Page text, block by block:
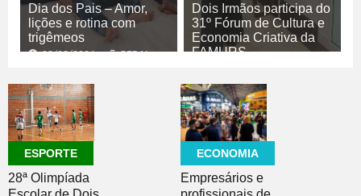
Dia dos Pais – Amor,
lições e rotina com
trigêmeos
08/08/2026 GERAL
Dois Irmãos participa do
31º Fórum de Cultura e
Economia Criativa da
FAMURS
CULTURA
ESPORTE
28ª Olimpíada
ECONOMIA
Empresários e